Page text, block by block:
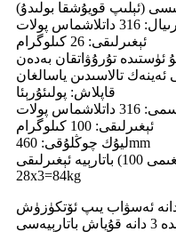
(ئېلىپ قويۇشقا بولىدۇ)
داتلاشماس پولات
ئېغىرلىقى: 26 كىلوگرام
ئۈستىدە تۇرۇۋاتقان بەدەن
ئەينەك تالاسىدىن ياسالغان
قاپلاش: پولىئۇرېئا
پولات
ئېغىرلىقى: 100 كىلوگرام
ليۇك چوڭلۇقى: 460mm
باتارېيە ئېغىرلىقى (بىر باتارېيەنىڭ ئۆلچەملىك سىغىمى 100Ah):
28x3=84kg
ئېغىزىنىڭ قاپقىقىدا 5 دانە ئەسۋاب يىپ ئۆتكۈزۈش
تۆشۈكى ۋە ماچتىنىڭ ئاستى تەرىپىدە 3 دانە قۇياش باتارېيەسى